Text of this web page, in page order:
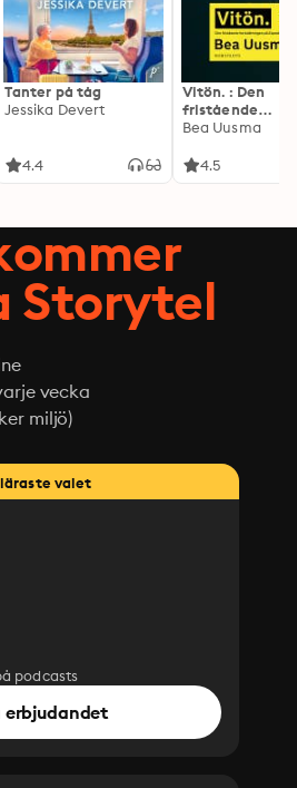
Tanter på tåg
Jessika Devert
4.4
Vitön. : Den
fristående
fortsättningen
Bea Uusma
4.5
Storytel
vecka
miljö)
valet
podcasts
erbjudandet